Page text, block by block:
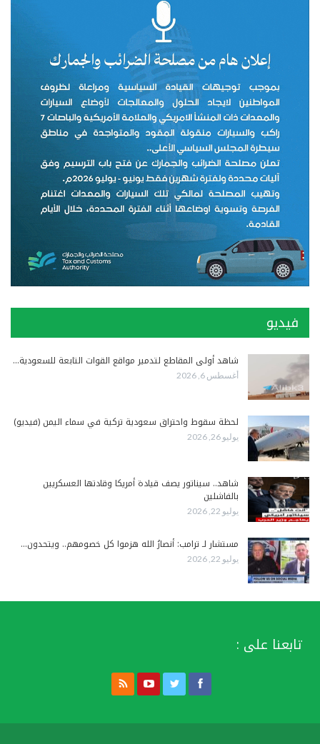
فيديو
شاهد أولى المقاطع لتدمير مواقع القوات التابعة للسعودية…
أغسطس 6, 2026
لحظة سقوط واحتراق سعودية تركية في سماء اليمن (فيديو)
يوليو 26, 2026
شاهد.. سيناتور يصف قيادة أمريكا وقادتها العسكريين
بالفاشلين
يوليو 22, 2026
مستشار لـ ترامب: أنصارُ الله هزموا كل خصومهم.. ويتحدون…
يوليو 22, 2026
تابعنا على :